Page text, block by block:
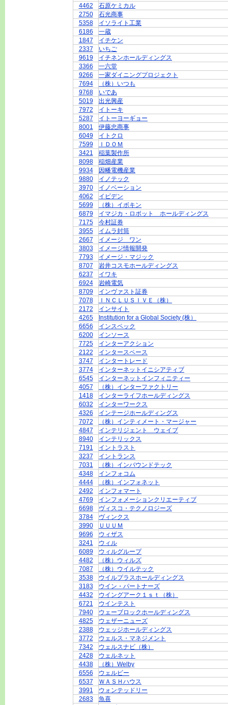
4462
石原ケミカル
2750
石光商事
5358
イソライト工業
6186
一蔵
1847
イチケン
2337
いちご
9619
イチネンホールディングス
3366
一六堂
9266
一家ダイニングプロジェクト
7694
（株）いつも
9768
いであ
5019
出光興産
7972
イトーキ
5287
イトーヨーギョー
8001
伊藤忠商事
6049
イトクロ
7599
ＩＤＯＭ
3421
稲葉製作所
8098
稲畑産業
9934
因幡電機産業
9880
イノテック
3970
イノベーション
4062
イビデン
5699
（株）イボキン
6879
イマジカ・ロボット ホールディングス
7175
今村証券
3955
イムラ封筒
2667
イメージ ワン
3803
イメージ情報開発
7793
イメージ・マジック
8707
岩井コスモホールディングス
6237
イワキ
6924
岩崎電気
8709
インヴァスト証券
7078
ＩＮＣＬＵＳＩＶＥ（株）
2172
インサイト
4265
Institution for a Global Society (株）
6656
インスペック
6200
インソース
7725
インターアクション
2122
インタースペース
3747
インタートレード
3774
インターネットイニシアティブ
6545
インターネットインフィニティー
4057
（株）インターファクトリー
1418
インターライフホールディングス
6032
インターワークス
4326
インテージホールディングス
7072
（株）インティメート・マージャー
4847
インテリジェント ウェイブ
8940
インテリックス
7191
イントラスト
3237
イントランス
7031
（株）インバウンドテック
4348
インフォコム
4444
（株）インフォネット
2492
インフォマート
4769
インフォメーションクリエーティブ
6698
ヴィスコ・テクノロジーズ
3784
ヴィンクス
3990
ＵＵＵＭ
9696
ウィザス
3241
ウィル
6089
ウィルグループ
4482
（株）ウィルズ
7087
（株）ウイルテック
3538
ウイルプラスホールディングス
3183
ウイン・パートナーズ
4432
ウイングアーク１ｓｔ（株）
6721
ウインテスト
7940
ウェーブロックホールディングス
4825
ウェザーニューズ
2388
ウェッジホールディングス
3772
ウェルス・マネジメント
7342
ウェルスナビ（株）
2428
ウェルネット
4438
（株）Welby
6556
ウェルビー
6537
ＷＡＳＨハウス
3991
ウォンテッドリー
2683
魚喜